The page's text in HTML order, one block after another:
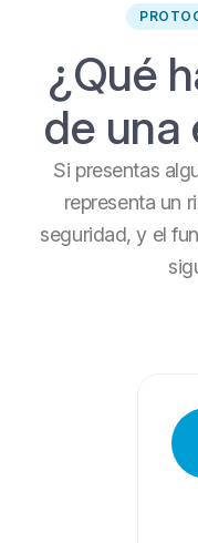
¿Qué
de una
Si presentas
representa un
seguridad, y el